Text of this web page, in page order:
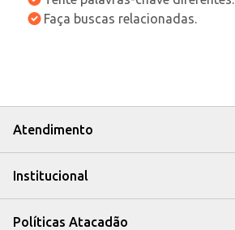
Faça buscas relacionadas.
Atendimento
Institucional
Políticas Atacadão